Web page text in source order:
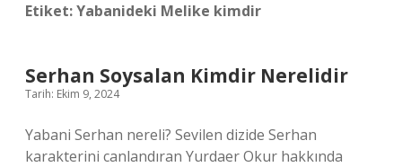
Etiket:Yabanideki Melike kimdir
Serhan Soysalan Kimdir Nerelidir
Tarih: Ekim 9, 2024
Yabani Serhan nereli? Sevilen dizide Serhan
karakterini canlandıran Yurdaer Okur hakkında